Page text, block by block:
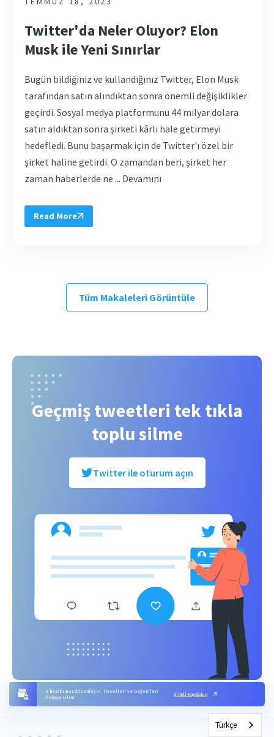
X hesabınızı düzenleyin. Tweetleri ve beğenileri
kolayca silin!
Şimdi Kaydolun
Twitter'da Neler Oluyor? Elon
Musk ile Yeni Sınırlar
Bugün bildiğiniz ve kullandığınız Twitter, Elon Musk
tarafından satın alındıktan sonra önemli değişiklikler
geçirdi. Sosyal medya platformunu 44 milyar dolara
satın aldıktan sonra şirketi kârlı hale getirmeyi
hedefledi. Bunu başarmak için de Twitter'ı özel bir
şirket haline getirdi. O zamandan beri, şirket her
zaman haberlerde ne ... Devamını
Read More
Tüm Makaleleri Görüntüle
Geçmiş tweetleri tek tıkla
toplu silme
Twitter ile oturum açın
Türkçe